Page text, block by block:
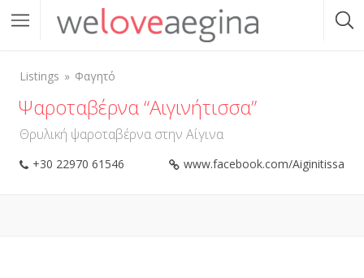
Listings Φαγητό
Ψαροταβέρνα “Αιγινήτισσα”
Θρυλική ψαροταβέρνα στην Αίγινα
+30 22970 61546 www.facebook.com/Aiginitissa